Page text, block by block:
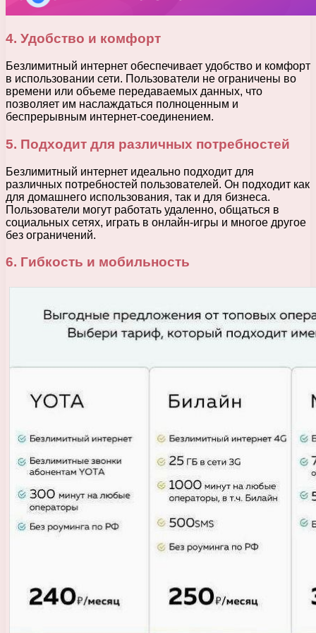
4. Удобство и комфорт
Безлимитный интернет обеспечивает удобство и комфорт
в использовании сети. Пользователи не ограничены во
времени или объеме передаваемых данных, что
позволяет им наслаждаться полноценным и
беспрерывным интернет-соединением.
5. Подходит для различных потребностей
Безлимитный интернет идеально подходит для
различных потребностей пользователей. Он подходит как
для домашнего использования, так и для бизнеса.
Пользователи могут работать удаленно, общаться в
социальных сетях, играть в онлайн-игры и многое другое
без ограничений.
6. Гибкость и мобильность